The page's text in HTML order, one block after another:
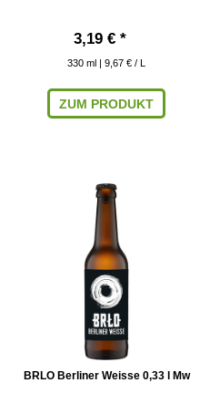
3,19 € *
330 ml | 9,67 € / L
ZUM PRODUKT
BRLO Berliner Weisse 0,33 l Mw